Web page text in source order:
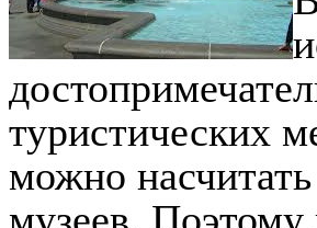
туристических
можно